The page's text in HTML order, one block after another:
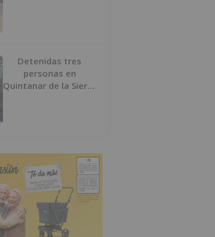
Detenidas tres
personas en
Quintanar de la Sierra